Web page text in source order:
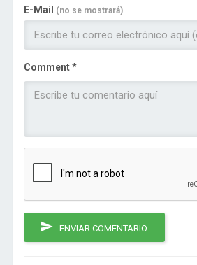
E-Mail (no se mostrará)
Comment *
ENVIAR COMENTARIO